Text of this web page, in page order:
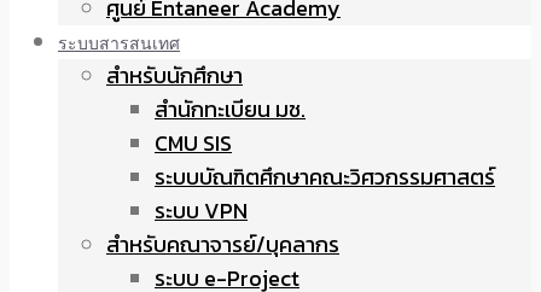
ศูนย์ Entaneer Academy
ระบบสารสนเทศ
สำหรับนักศึกษา
สำนักทะเบียน มช.
CMU SIS
ระบบบัณฑิตศึกษาคณะวิศวกรรมศาสตร์
ระบบ VPN
สำหรับคณาจารย์/บุคลากร
ระบบ e-Project